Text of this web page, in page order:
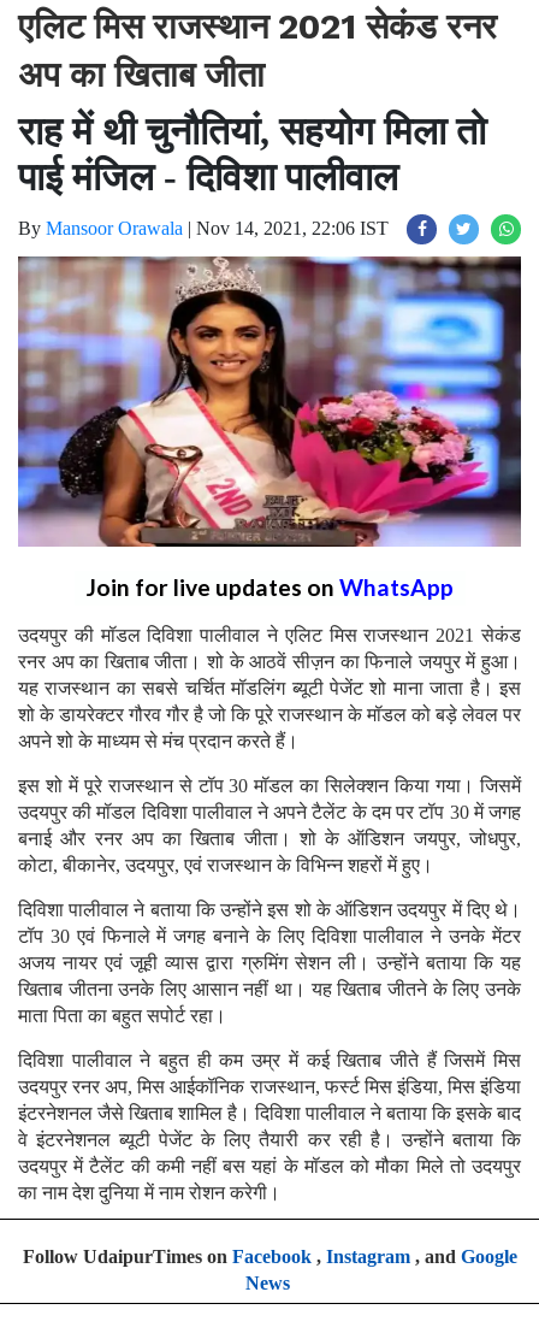
एलिट मिस राजस्थान 2021 सेकंड रनर
अप का खिताब जीता
राह में थी चुनौतियां, सहयोग मिला तो
पाई मंजिल - दिविशा पालीवाल
By Mansoor Orawala | Nov 14, 2021, 22:06 IST
Join for live updates on WhatsApp
उदयपुर की मॉडल दिविशा पालीवाल ने एलिट मिस राजस्थान 2021 सेकंड
रनर अप का खिताब जीता। शो के आठवें सीज़न का फिनाले जयपुर में हुआ।
यह राजस्थान का सबसे चर्चित मॉडलिंग ब्यूटी पेजेंट शो माना जाता है। इस
शो के डायरेक्टर गौरव गौर है जो कि पूरे राजस्थान के मॉडल को बड़े लेवल पर
अपने शो के माध्यम से मंच प्रदान करते हैं।
इस शो में पूरे राजस्थान से टॉप 30 मॉडल का सिलेक्शन किया गया। जिसमें
उदयपुर की मॉडल दिविशा पालीवाल ने अपने टैलेंट के दम पर टॉप 30 में जगह
बनाई और रनर अप का खिताब जीता। शो के ऑडिशन जयपुर, जोधपुर,
कोटा, बीकानेर, उदयपुर, एवं राजस्थान के विभिन्न शहरों में हुए।
दिविशा पालीवाल ने बताया कि उन्होंने इस शो के ऑडिशन उदयपुर में दिए थे।
टॉप 30 एवं फिनाले में जगह बनाने के लिए दिविशा पालीवाल ने उनके मेंटर
अजय नायर एवं जूही व्यास द्वारा ग्रुमिंग सेशन ली। उन्होंने बताया कि यह
खिताब जीतना उनके लिए आसान नहीं था। यह खिताब जीतने के लिए उनके
माता पिता का बहुत सपोर्ट रहा।
दिविशा पालीवाल ने बहुत ही कम उम्र में कई खिताब जीते हैं जिसमें मिस
उदयपुर रनर अप, मिस आईकॉनिक राजस्थान, फर्स्ट मिस इंडिया, मिस इंडिया
इंटरनेशनल जैसे खिताब शामिल है। दिविशा पालीवाल ने बताया कि इसके बाद
वे इंटरनेशनल ब्यूटी पेजेंट के लिए तैयारी कर रही है। उन्होंने बताया कि
उदयपुर में टैलेंट की कमी नहीं बस यहां के मॉडल को मौका मिले तो उदयपुर
का नाम देश दुनिया में नाम रोशन करेगी।
Follow UdaipurTimes on Facebook, Instagram, and Google
News